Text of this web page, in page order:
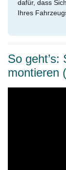
dafür, dass
Ihres
So
montieren